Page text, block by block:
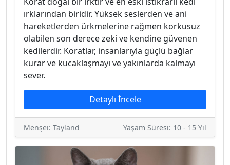
ırklarından biridir. Yüksek seslerden ve ani
hareketlerden ürkmelerine rağmen korkusuz
olabilen son derece zeki ve kendine güvenen
kedilerdir. Koratlar, insanlarıyla güçlü bağlar
kurar ve kucaklaşmayı ve yakınlarda kalmayı
sever.
Detaylı İncele
Menşei: Tayland Yaşam Süresi: 10 - 15 Yıl